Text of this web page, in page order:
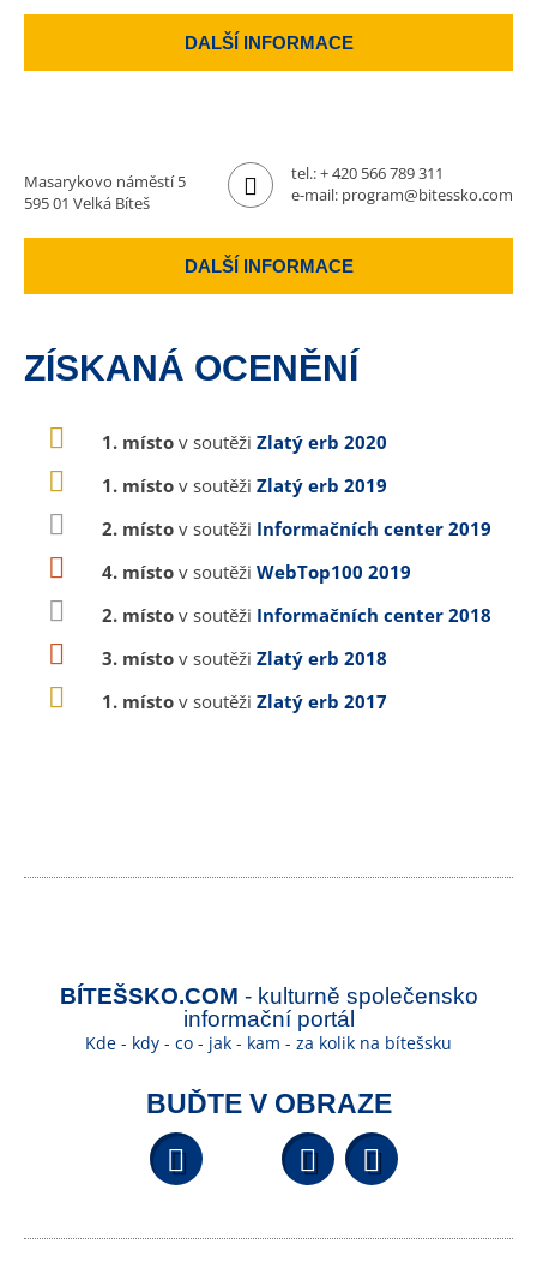
DALŠÍ INFORMACE
Masarykovo náměstí 5
595 01 Velká Bíteš
tel.:+ 420 566 789 311
e-mail: program@bitessko.com
DALŠÍ INFORMACE
ZÍSKANÁ OCENĚNÍ
1. místo v soutěži Zlatý erb 2020
1. místo v soutěži Zlatý erb 2019
2. místo v soutěži Informačních center 2019
4. místo v soutěži WebTop100 2019
2. místo v soutěži Informačních center 2018
3. místo v soutěži Zlatý erb 2018
1. místo v soutěži Zlatý erb 2017
BÍTEŠSKO.COM - kulturně společensko
informační portál
Kde - kdy - co - jak - kam - za kolik na bítešsku
BUĎTE V OBRAZE
Facebook YouTube